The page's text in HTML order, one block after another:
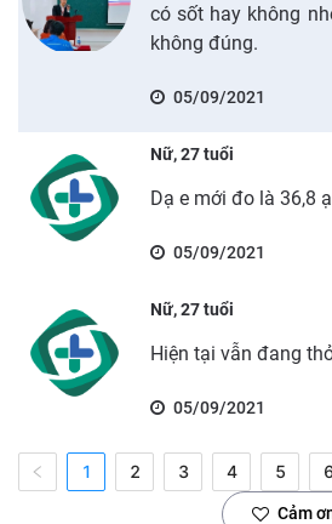
có sốt hay không
không đúng.
05/09/2021
Nữ, 27 tuổi
Dạ e mới đo là 36,8 ạ
05/09/2021
Nữ, 27 tuổi
Hiện tại vẫn đang
05/09/2021
1 2 3 4 5
Cảm